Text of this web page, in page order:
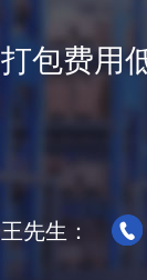
打包费用
王先生：